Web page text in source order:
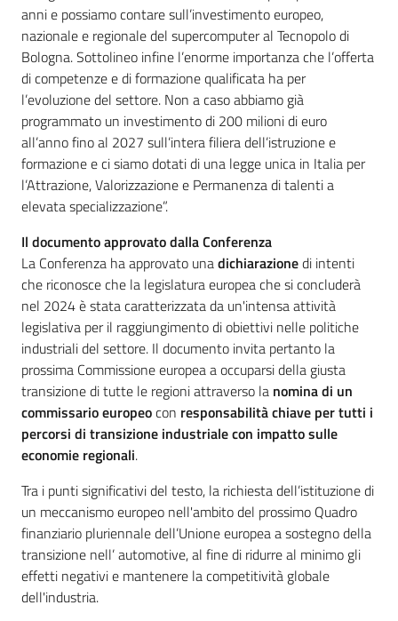
anni e possiamo contare sull’investimento europeo,
nazionale e regionale del supercomputer al Tecnopolo di
Bologna. Sottolineo infine l’enorme importanza che l’offerta
di competenze e di formazione qualificata ha per
l’evoluzione del settore. Non a caso abbiamo già
programmato un investimento di 200 milioni di euro
all’anno fino al 2027 sull’intera filiera dell’istruzione e
formazione e ci siamo dotati di una legge unica in Italia per
l’Attrazione, Valorizzazione e Permanenza di talenti a
elevata specializzazione”.
Il documento approvato dalla Conferenza
La Conferenza ha approvato unadichiarazionedi intenti
che riconosce che la legislatura europea che si concluderà
nel 2024 è stata caratterizzata da un'intensa attività
legislativa per il raggiungimento di obiettivi nelle politiche
industriali del settore. Il documento invita pertanto la
prossima Commissione europea a occuparsi della giusta
transizione di tutte le regioni attraverso la nomina di un
commissario europeocon responsabilità chiave per tutti i
percorsi di transizione industriale con impatto sulle
economie regionali.
Tra i punti significativi del testo, la richiesta dell’istituzione di
un meccanismo europeo nell'ambito del prossimo Quadro
finanziario pluriennale dell’Unione europea a sostegno della
transizione nell’ automotive, al fine di ridurre al minimo gli
effetti negativi e mantenere la competitività globale
dell'industria.